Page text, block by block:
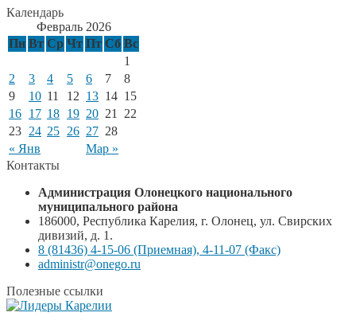
Календарь
Февраль 2026
Пн Вт Ср Чт Пт Сб Вс
« Янв Мар »
1
2
3 4 5 6 7
8
9
10 11 12 13 14 15
16 17 18 19 20 21
22
23 24 25 26 27 28
Контакты
Администрация Олонецкого национального
муниципального района
186000, Республика Карелия, г. Олонец, ул. Свирских
дивизий, д. 1.
8 (81436) 4-15-06 (Приемная), 4-11-07 (Факс)
administr@onego.ru
Полезные ссылки